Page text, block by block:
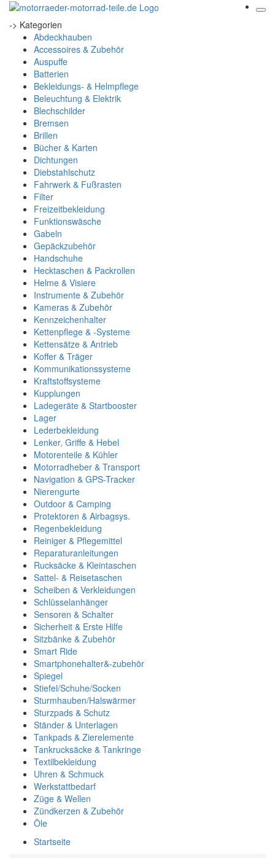
-> Kategorien
Abdeckhauben
Accessoires & Zubehör
Auspuffe
Batterien
Bekleidungs- & Helmpflege
Beleuchtung & Elektrik
Blechschilder
Bremsen
Brillen
Bücher & Karten
Dichtungen
Diebstahlschutz
Fahrwerk & Fußrasten
Filter
Freizeitbekleidung
Funktionswäsche
Gabeln
Gepäckzubehör
Handschuhe
Hecktaschen & Packrollen
Helme & Visiere
Instrumente & Zubehör
Kameras & Zubehör
Kennzeichenhalter
Kettenpflege & -Systeme
Kettensätze & Antrieb
Koffer & Träger
Kommunikationssysteme
Kraftstoffsysteme
Kupplungen
Ladegeräte & Startbooster
Lager
Lederbekleidung
Lenker, Griffe & Hebel
Motorenteile & Kühler
Motorradheber & Transport
Navigation & GPS-Tracker
Nierengurte
Outdoor & Camping
Protektoren & Airbagsys.
Regenbekleidung
Reiniger & Pflegemittel
Reparaturanleitungen
Rucksäcke & Kleintaschen
Sattel- & Reisetaschen
Scheiben & Verkleidungen
Schlüsselanhänger
Sensoren & Schalter
Sicherheit & Erste Hilfe
Sitzbänke & Zubehör
Smart Ride
Smartphonehalter&-zubehör
Spiegel
Stiefel/Schuhe/Socken
Sturmhauben/Halswärmer
Sturzpads & Schutz
Ständer & Unterlagen
Tankpads & Zierelemente
Tankrucksäcke & Tankringe
Textilbekleidung
Uhren & Schmuck
Werkstattbedarf
Züge & Wellen
Zündkerzen & Zubehör
Öle
Startseite